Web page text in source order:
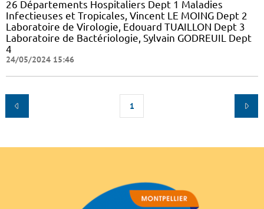
26 Départements Hospitaliers Dept 1 Maladies
Infectieuses et Tropicales, Vincent LE MOING Dept 2
Laboratoire de Virologie, Edouard TUAILLON Dept 3
Laboratoire de Bactériologie, Sylvain GODREUIL Dept
4
24/05/2024 15:46
1